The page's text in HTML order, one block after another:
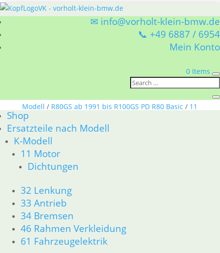
✉ info@vorholt-klein-bmw.de
📞 +49 6887 / 6954
Mein Konto
0 Items
Shop
Ersatzteile nach Modell
K-Modell
11 Motor
Dichtungen
32 Lenkung
33 Antrieb
34 Bremsen
46 Rahmen Verkleidung
61 Fahrzeugelektrik
Modell / R80GS ab 1991 bis R100GS PD R80 Basic / 11
Motor
Zylinderkopf
BMW 11 Motor Zylinderkopf
Alle 14 Ergebnisse werden angezeigt
Stehbolzen am Zylinderkopf
für Ventildeckle M8
1,80 €